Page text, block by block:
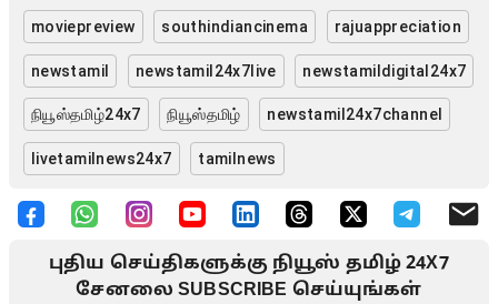
moviepreview southindiancinema rajuappreciation
newstamil newstamil24x7live newstamildigital24x7
நியூஸ்தமிழ்24x7 நியூஸ்தமிழ் newstamil24x7channel
livetamilnews24x7 tamilnews
புதிய செய்திகளுக்கு நியூஸ் தமிழ் 24X7
சேனலை SUBSCRIBE செய்யுங்கள்